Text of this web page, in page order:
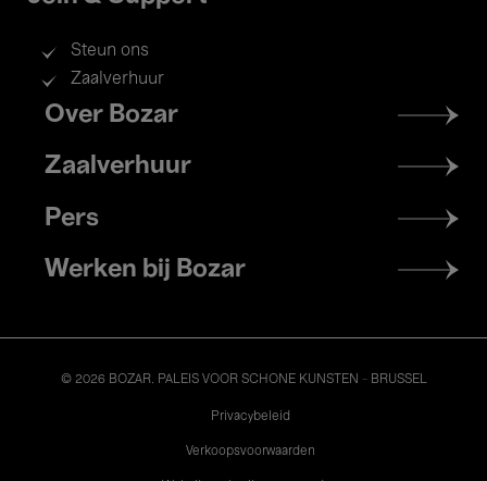
Steun ons
Zaalverhuur
Footer
menu
Over Bozar
Zaalverhuur
Pers
Werken bij Bozar
© 2026 BOZAR. PALEIS VOOR SCHONE KUNSTEN - BRUSSEL
Privacybeleid
Verkoopsvoorwaarden